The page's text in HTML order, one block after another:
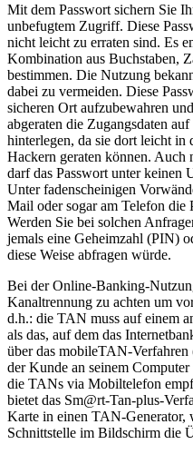
Mit dem Passwort sichern Sie
unbefugtem Zugriff. Diese
nicht leicht zu erraten sind. Es
Kombination aus Buchstaben,
bestimmen. Die Nutzung
dabei zu vermeiden. Diese
sicheren Ort aufzubewahren
abgeraten die Zugangsdaten
hinterlegen, da sie dort leicht
Hackern geraten können.
darf das Passwort unter keinen
Unter fadenscheinigen
Mail oder sogar am Telefon die
Werden Sie bei solchen
jemals eine Geheimzahl (PIN)
diese Weise abfragen würde.
Bei der Online-Banking-
Kanaltrennung zu achten um
d.h.: die TAN muss auf einem
als das, auf dem das
über das mobileTAN-
der Kunde an seinem
die TANs via Mobiltelefon
bietet das Sm@rt-Tan-plus-
Karte in einen TAN-Generator,
Schnittstelle im Bildschirm die